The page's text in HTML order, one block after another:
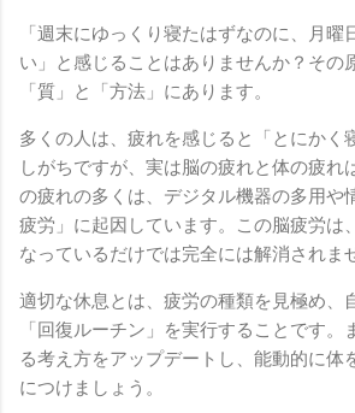
「週末にゆっくり寝たはずなのに、月曜
い」と感じることはありませんか？その
「質」と「方法」にあります。
多くの人は、疲れを感じると「とにかく
しがちですが、実は脳の疲れと体の疲れ
の疲れの多くは、デジタル機器の多用や
疲労」に起因しています。この脳疲労は
なっているだけでは完全には解消されま
適切な休息とは、疲労の種類を見極め、
「回復ルーチン」を実行することです。
る考え方をアップデートし、能動的に体
につけましょう。